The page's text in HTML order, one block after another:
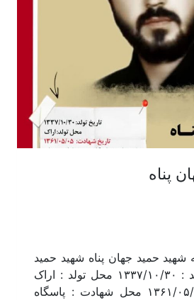
پناه
شهید حمید جهان پناه شهید حمید
جهان پناه تاریخ تولد : ۱۳۳۷/۱۰/۳۰ محل تولد : اراک
تاریخ شهادت : ۱۳۶۱/۰۵/۰۵ محل شهادت : پاسگاه